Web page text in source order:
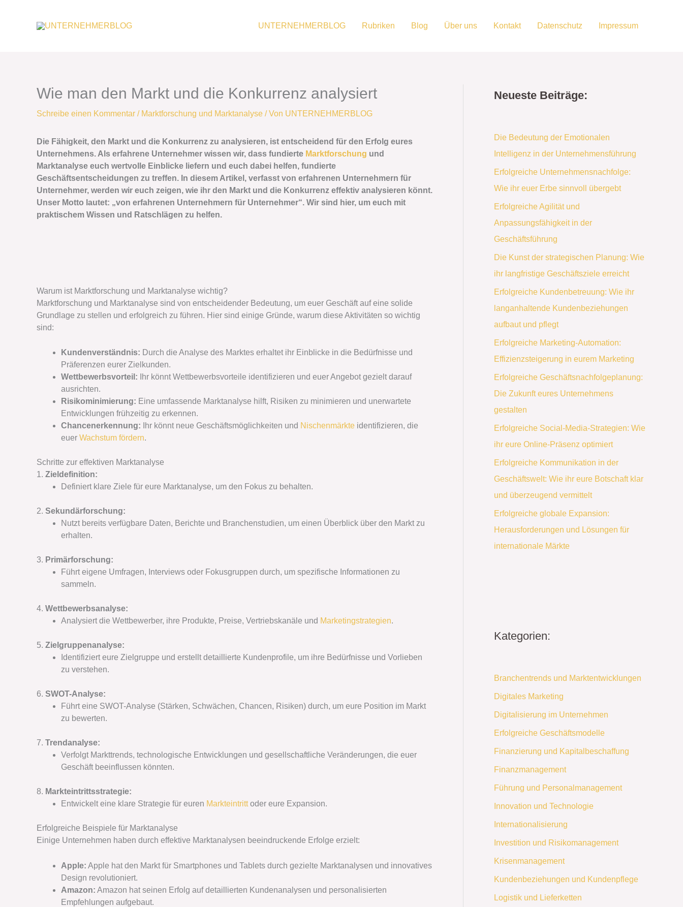
UNTERNEHMERBLOG Rubriken Blog Über uns Kontakt Datenschutz Impressum
Wie man den Markt und die Konkurrenz analysiert
Schreibe einen Kommentar / Marktforschung und Marktanalyse / Von UNTERNEHMERBLOG
Die Fähigkeit, den Markt und die Konkurrenz zu analysieren, ist entscheidend für den Erfolg eures
Unternehmens. Als erfahrene Unternehmer wissen wir, dass fundierte Marktforschung und
Marktanalyse euch wertvolle Einblicke liefern und euch dabei helfen, fundierte
Geschäftsentscheidungen zu treffen. In diesem Artikel, verfasst von erfahrenen Unternehmern für
Unternehmer, werden wir euch zeigen, wie ihr den Markt und die Konkurrenz effektiv analysieren könnt.
Unser Motto lautet: „von erfahrenen Unternehmern für Unternehmer“. Wir sind hier, um euch mit
praktischem Wissen und Ratschlägen zu helfen.
Warum ist Marktforschung und Marktanalyse wichtig?
Marktforschung und Marktanalyse sind von entscheidender Bedeutung, um euer Geschäft auf eine solide
Grundlage zu stellen und erfolgreich zu führen. Hier sind einige Gründe, warum diese Aktivitäten so wichtig
sind:
Kundenverständnis: Durch die Analyse des Marktes erhaltet ihr Einblicke in die Bedürfnisse und
Präferenzen eurer Zielkunden.
Wettbewerbsvorteil: Ihr könnt Wettbewerbsvorteile identifizieren und euer Angebot gezielt darauf
ausrichten.
Risikominimierung: Eine umfassende Marktanalyse hilft, Risiken zu minimieren und unerwartete
Entwicklungen frühzeitig zu erkennen.
Chancenerkennung: Ihr könnt neue Geschäftsmöglichkeiten und Nischenmärkte identifizieren, die
euer Wachstum fördern.
Schritte zur effektiven Marktanalyse
1. Zieldefinition:
Definiert klare Ziele für eure Marktanalyse, um den Fokus zu behalten.
2. Sekundärforschung:
Nutzt bereits verfügbare Daten, Berichte und Branchenstudien, um einen Überblick über den Markt zu
erhalten.
3. Primärforschung:
Führt eigene Umfragen, Interviews oder Fokusgruppen durch, um spezifische Informationen zu
sammeln.
4. Wettbewerbsanalyse:
Analysiert die Wettbewerber, ihre Produkte, Preise, Vertriebskanäle und Marketingstrategien.
5. Zielgruppenanalyse:
Identifiziert eure Zielgruppe und erstellt detaillierte Kundenprofile, um ihre Bedürfnisse und Vorlieben
zu verstehen.
6. SWOT-Analyse:
Führt eine SWOT-Analyse (Stärken, Schwächen, Chancen, Risiken) durch, um eure Position im Markt
zu bewerten.
7. Trendanalyse:
Verfolgt Markttrends, technologische Entwicklungen und gesellschaftliche Veränderungen, die euer
Geschäft beeinflussen könnten.
8. Markteintrittsstrategie:
Entwickelt eine klare Strategie für euren Markteintrittoder eure Expansion.
Erfolgreiche Beispiele für Marktanalyse
Einige Unternehmen haben durch effektive Marktanalysen beeindruckende Erfolge erzielt:
Apple: Apple hat den Markt für Smartphones und Tablets durch gezielte Marktanalysen und innovatives
Design revolutioniert.
Amazon: Amazon hat seinen Erfolg auf detaillierten Kundenanalysen und personalisierten
Empfehlungen aufgebaut.
Neueste Beiträge:
Die Bedeutung der Emotionalen
Intelligenz in der Unternehmensführung
Erfolgreiche Unternehmensnachfolge:
Wie ihr euer Erbe sinnvoll übergebt
Erfolgreiche Agilität und
Anpassungsfähigkeit in der
Geschäftsführung
Die Kunst der strategischen Planung: Wie
ihr langfristige Geschäftsziele erreicht
Erfolgreiche Kundenbetreuung: Wie ihr
langanhaltende Kundenbeziehungen
aufbaut und pflegt
Erfolgreiche Marketing-Automation:
Effizienzsteigerung in eurem Marketing
Erfolgreiche Geschäftsnachfolgeplanung:
Die Zukunft eures Unternehmens
gestalten
Erfolgreiche Social-Media-Strategien: Wie
ihr eure Online-Präsenz optimiert
Erfolgreiche Kommunikation in der
Geschäftswelt: Wie ihr eure Botschaft klar
und überzeugend vermittelt
Erfolgreiche globale Expansion:
Herausforderungen und Lösungen für
internationale Märkte
Kategorien:
Branchentrends und Marktentwicklungen
Digitales Marketing
Digitalisierung im Unternehmen
Erfolgreiche Geschäftsmodelle
Finanzierung und Kapitalbeschaffung
Finanzmanagement
Führung und Personalmanagement
Innovation und Technologie
Internationalisierung
Investition und Risikomanagement
Krisenmanagement
Kundenbeziehungen und Kundenpflege
Logistik und Lieferketten